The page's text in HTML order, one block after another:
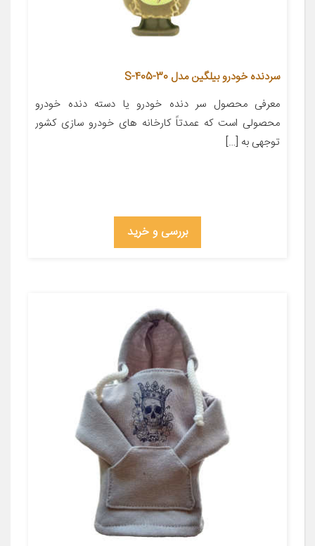
سردنده خودرو بیلگین مدل S-405-30
معرفی محصول سر دنده خودرو یا دسته دنده خودرو
محصولی است که عمدتاً کارخانه های خودرو سازی کشور
توجهی به […]
بررسی و خرید